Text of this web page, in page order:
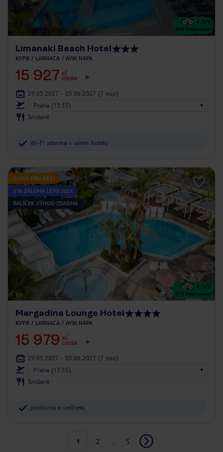
4.3/5
888 hodnocení
Limanaki Beach Hotel
KYPR LARNACA AYIA NAPA
15 927 KČ
OSOBA
29.05.2027 - 05.06.2027 (7 nocí)
Praha (13:55)
Snídaně
Wi-Fi zdarma v celém hotelu
SLEVY PRO DĚTI
5 % ZÁLOHA LÉTO 2027
BALÍČEK VÝHOD ZDARMA
4.5/5
513 hodnocení
Margadina Lounge Hotel
KYPR LARNACA AYIA NAPA
15 979
KČ
OSOBA
29.05.2027 - 05.06.2027 (7 nocí)
Praha (13:55)
Snídaně
posilovna a wellness
1 2 5